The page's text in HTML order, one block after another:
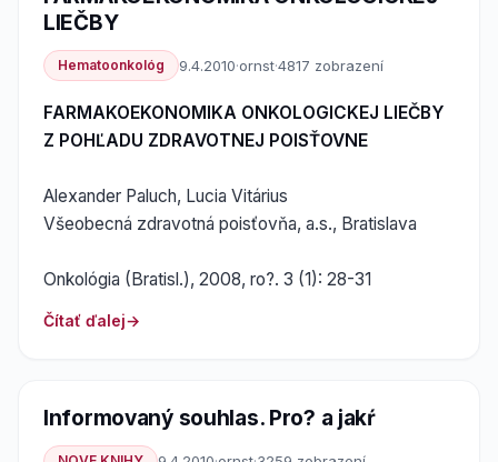
LIEČBY
Hematoonkológ 9.4.2010·ornst·4817 zobrazení
FARMAKOEKONOMIKA ONKOLOGICKEJ LIEČBY
Z POHĽADU ZDRAVOTNEJ POISŤOVNE
Alexander Paluch, Lucia Vitárius
Všeobecná zdravotná poisťovňa, a.s., Bratislava
Onkológia (Bratisl.), 2008, ro?. 3 (1): 28-31
Čítať ďalej
Informovaný souhlas. Pro? a jakŕ